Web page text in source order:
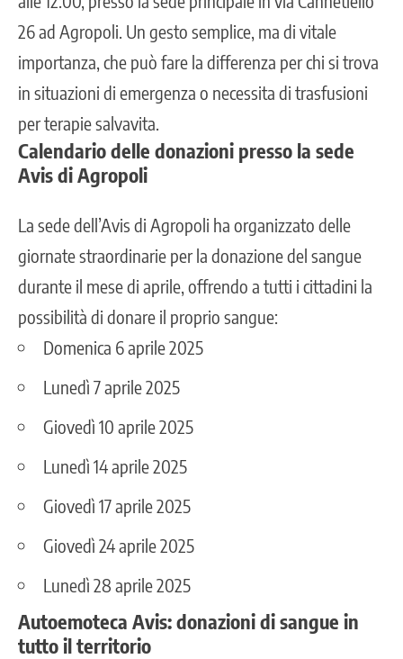
26 ad Agropoli. Un gesto semplice, ma di vitale
importanza, che può fare la differenza per chi si trova
in situazioni di emergenza o necessita di trasfusioni
per terapie salvavita.
Calendario delle donazioni presso la sede
Avis di Agropoli
La sede dell’Avis di Agropoli ha organizzato delle
giornate straordinarie per la donazione del sangue
durante il mese di aprile, offrendo a tutti i cittadini la
possibilità di donare il proprio sangue:
Domenica 6 aprile 2025
Lunedì 7 aprile 2025
Giovedì 10 aprile 2025
Lunedì 14 aprile 2025
Giovedì 17 aprile 2025
Giovedì 24 aprile 2025
Lunedì 28 aprile 2025
Autoemoteca Avis: donazioni di sangue in
tutto il territorio